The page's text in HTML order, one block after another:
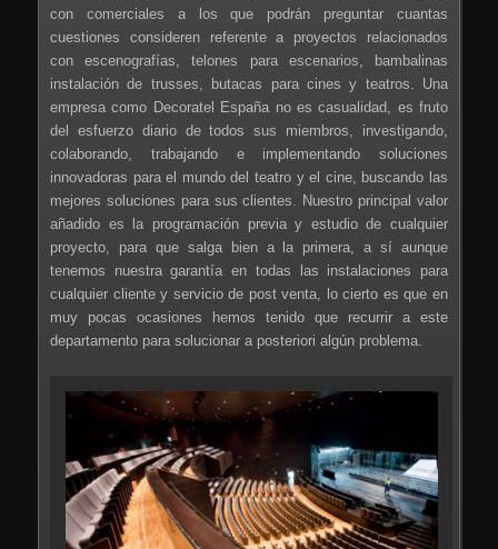
con comerciales a los que podrán preguntar cuantas
cuestiones consideren referente a proyectos relacionados
con escenografías, telones para escenarios, bambalinas
instalación de trusses, butacas para cines y teatros. Una
empresa como Decoratel España no es casualidad, es fruto
del esfuerzo diario de todos sus miembros, investigando,
colaborando, trabajando e implementando soluciones
innovadoras para el mundo del teatro y el cine, buscando las
mejores soluciones para sus clientes. Nuestro principal valor
añadido es la programación previa y estudio de cualquier
proyecto, para que salga bien a la primera, a sí aunque
tenemos nuestra garantía en todas las instalaciones para
cualquier cliente y servicio de post venta, lo cierto es que en
muy pocas ocasiones hemos tenido que recurrir a este
departamento para solucionar a posteriori algún problema.